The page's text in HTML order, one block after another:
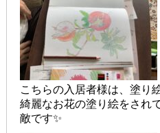
こちらの入居者様は、塗り
綺麗なお花の塗り絵をされ
敵です✨